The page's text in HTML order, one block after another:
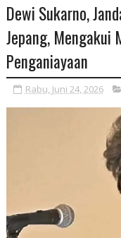
Dewi Sukarno,
Jepang, Mengakui
Penganiayaan
Rabu, Juni 24, 2026